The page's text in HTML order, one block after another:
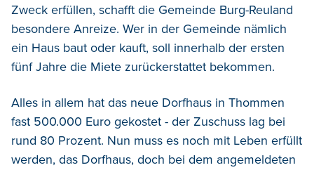
Zweck erfüllen, schafft die Gemeinde Burg-Reuland
besondere Anreize. Wer in der Gemeinde nämlich
ein Haus baut oder kauft, soll innerhalb der ersten
fünf Jahre die Miete zurückerstattet bekommen.
Alles in allem hat das neue Dorfhaus in Thommen
fast 500.000 Euro gekostet - der Zuschuss lag bei
rund 80 Prozent. Nun muss es noch mit Leben erfüllt
werden, das Dorfhaus, doch bei dem angemeldeten